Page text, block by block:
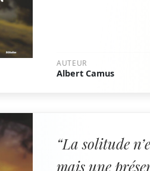
AUTEUR
Albert Camus
“La solitude
mais une